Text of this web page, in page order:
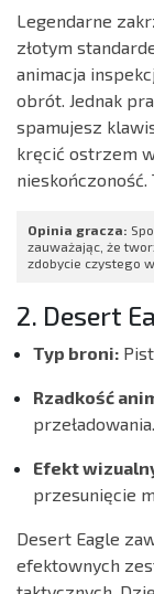
Legendarne
złotym
animacja
obrót. Jednak
spamujesz
kręcić ostrzem
nieskończoność.
Opinia gracza:
zauważając, że
zdobycie czystego
2. Desert
Typ broni:
Rzadkość
przeładowania.
Efekt
przesunięcie
Desert Eagle
efektownych